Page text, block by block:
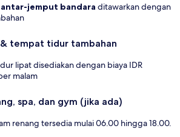
antar-jemput bandara ditawarkan dengan
tempat tidur tambahan
lipat disediakan dengan biaya IDR
malam
spa, dan gym (jika ada)
renang tersedia mulai 06.00 hingga 18.00.